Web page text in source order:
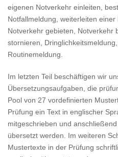
eigenen Notverkehr einleiten,
Notfallmeldung, weiterleiten
Notverkehr gebieten, Notverkehr
stornieren,
Routinemeldung.
Im letzten Teil beschäftigen wir
Übersetzungsaufgaben, die
Pool von 27 vordefinierten
Prüfung ein Text in englischer
mitgeschrieben und
übersetzt werden. Im weiteren
Mustertexte in der Prüfung